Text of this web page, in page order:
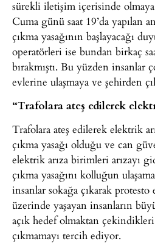
sürekli iletişim içerisinde olmaya
Cuma günü saat 19’da yapılan
çıkma yasağının başlayacağı
operatörleri ise bundan birkaç
bırakmıştı. Bu yüzden insanlar
evlerine ulaşmaya ve şehirden
“Trafolara ateş edilerek
Trafolara ateş edilerek elektrik
çıkma yasağı olduğu ve can
elektrik arıza birimleri arızayı
çıkma yasağını kolluğun
insanlar sokağa çıkarak
üzerinde yaşayan insanların
açık hedef olmaktan
çıkmamayı tercih ediyor.